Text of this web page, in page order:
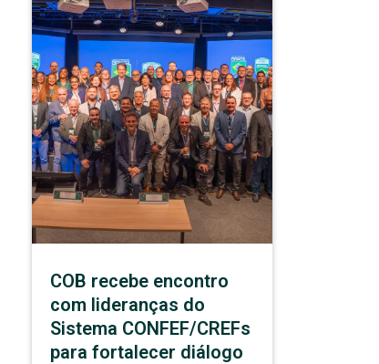
COB recebe encontro
com lideranças do
Sistema CONFEF/CREFs
para fortalecer diálogo